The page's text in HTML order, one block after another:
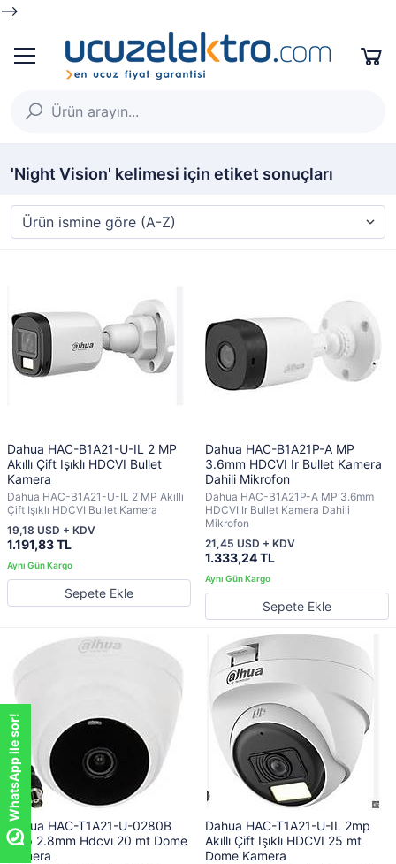
-->
'Night Vision' kelimesi için etiket sonuçları
Dahua HAC-B1A21-U-IL 2 MP
Akıllı Çift Işıklı HDCVI Bullet
Kamera
Dahua HAC-B1A21-U-IL 2 MP Akıllı
Çift Işıklı HDCVI Bullet Kamera
1.191,83 TL
19,18 USD + KDV
Sepete Ekle
Dahua HAC-B1A21P-A MP
3.6mm HDCVI Ir Bullet Kamera
Dahili Mikrofon
Dahua HAC-B1A21P-A MP 3.6mm
HDCVI Ir Bullet Kamera Dahili
Mikrofon
1.333,24 TL
21,45 USD + KDV
Sepete Ekle
Dahua HAC-T1A21-U-0280B
2mp 2.8mm Hdcvı 20 mt Dome
Kamera
Dahua HAC-T1A21-U-IL 2mp
Akıllı Çift Işıklı HDCVI 25 mt
Dome Kamera
WhatsApp ile sor!
WhatsApp ile sor!